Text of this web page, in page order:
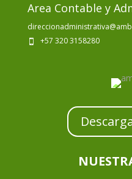
Area Contable y
 +57 320 3158280